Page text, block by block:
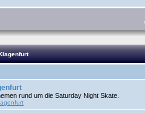
rund um die Saturday Night Skate.